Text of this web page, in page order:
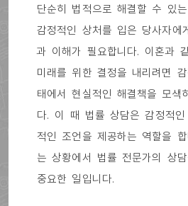
단순히 법적으로 해결할 수 있
감정적인 상처를 입은 당사자에
과 이해가 필요합니다. 이혼과
미래를 위한 결정을 내리려면
태에서 현실적인 해결책을 모색
다. 이 때 법률 상담은 감정적
적인 조언을 제공하는 역할을
는 상황에서 법률 전문가의 상
중요한 일입니다.